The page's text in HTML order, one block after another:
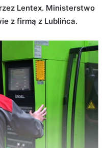
Lentex. Ministerstwo
z firmą z Lublińca.